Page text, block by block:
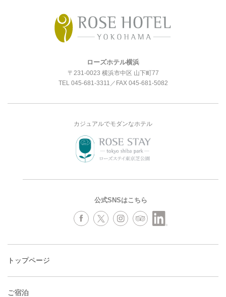
ローズホテル横浜
〒231-0023 横浜市中区 山下町77
TEL 045-681-3311 ／FAX 045-681-5082
カジュアルでモダンなホテル
公式SNSはこちら
トップページ
ご宿泊